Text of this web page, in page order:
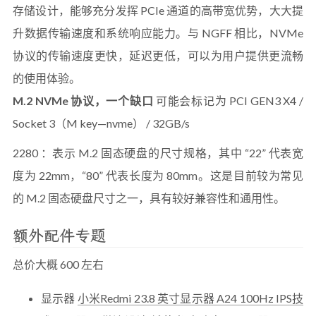
存储设计，能够充分发挥 PCIe 通道的高带宽优势，大大提
升数据传输速度和系统响应能力。与 NGFF 相比，NVMe
协议的传输速度更快，延迟更低，可以为用户提供更流畅
的使用体验。
M.2 NVMe 协议，一个缺口 可能会标记为 PCI GEN3 X4 /
Socket 3（M key—nvme） / 32GB/s
2280 ：表示 M.2 固态硬盘的尺寸规格，其中 “22” 代表宽
度为 22mm，“80” 代表长度为 80mm。这是目前较为常见
的 M.2 固态硬盘尺寸之一，具有较好兼容性和通用性。
额外配件专题
总价大概 600 左右
显示器 小米Redmi 23.8 英寸显示器 A24 100Hz IPS技